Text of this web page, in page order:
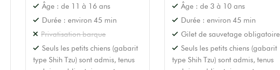
Âge : de 11 à 16 ans
Durée : environ 45 min
Privatisation barque
Seuls les petits chiens (gabarit
type Shih Tzu) sont admis, tenus
Âge : de 3 à 10 ans
Durée : environ 45 min
Gilet de sauvetage obligatoire
Seuls les petits chiens (gabarit
type Shih Tzu) sont admis, tenus